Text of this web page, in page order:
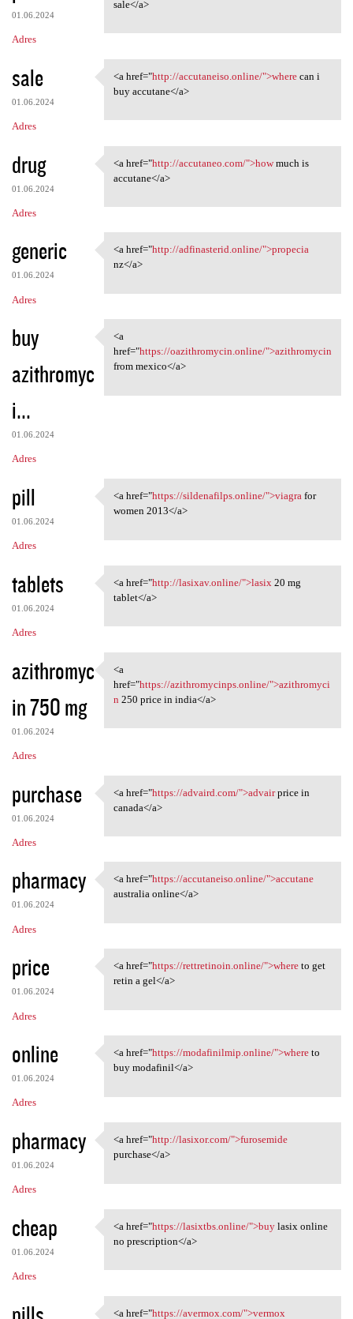
01.06.2024
Adres
sale</a>
sale
01.06.2024
Adres
<a href="http://accutaneiso
<a href="http://accutaneiso.online/">wherecan i
buy accutane</a>
drug
01.06.2024
Adres
<a href="http://accutaneo.com
<a href="http://accutaneo.com/">howmuch is
accutane</a>
generic
01.06.2024
Adres
<a href="http://adfinasterid
<a href="http://adfinasterid.online/">propecia
nz</a>
buy
azithromyc
i...
01.06.2024
Adres
<a href="https:/
<a
href="https://oazithromycin.online/">azithromycin
from mexico</a>
pill
01.06.2024
Adres
<a href="https://sildenafilps
<a href="https://sildenafilps.online/">viagrafor
women 2013</a>
tablets
01.06.2024
Adres
<a href="http://lasixav
<a href="http://lasixav.online/">lasix 20 mg
tablet</a>
azithromyc
in 750 mg
01.06.2024
Adres
<a href="https:/
<a
href="https://azithromycinps.online/">azithromyci
n 250 price in india</a>
purchase
01.06.2024
Adres
<a href="https://advaird.com/
<a href="https://advaird.com/">advairprice in
canada</a>
pharmacy
01.06.2024
Adres
<a href="https://accutaneiso
<a href="https://accutaneiso.online/">accutane
australia online</a>
price
01.06.2024
Adres
<a href="https://rettretinoin
<a href="https://rettretinoin.online/">whereto get
retin a gel</a>
online
01.06.2024
Adres
<a href="https://modafinilmip
<a href="https://modafinilmip.online/">whereto
buy modafinil</a>
pharmacy
01.06.2024
Adres
<a href="http://lasixor.com/"
<a href="http://lasixor.com/">furosemide
purchase</a>
cheap
01.06.2024
Adres
<a href="https://lasixtbs
<a href="https://lasixtbs.online/">buylasix online
no prescription</a>
<a href="https://avermox.com/">vermox